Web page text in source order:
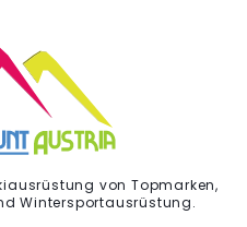
von Topmarken,
Wintersportausrüstung.